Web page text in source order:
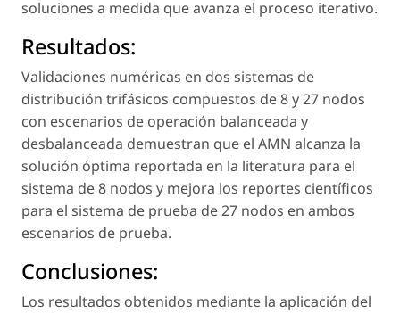
soluciones a medida que avanza el proceso iterativo.
Resultados:
Validaciones numéricas en dos sistemas de
distribución trifásicos compuestos de 8 y 27 nodos
con escenarios de operación balanceada y
desbalanceada demuestran que el AMN alcanza la
solución óptima reportada en la literatura para el
sistema de 8 nodos y mejora los reportes científicos
para el sistema de prueba de 27 nodos en ambos
escenarios de prueba.
Conclusiones:
Los resultados obtenidos mediante la aplicación del